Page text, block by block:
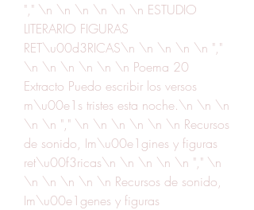
"," \n \n \n \n \n \n ESTUDIO
LITERARIO FIGURAS
RET\u00d3RICAS\n \n \n \n \n ","
\n \n \n \n \n \n Poema 20
Extracto Puedo escribir los versos
m\u00e1s tristes esta noche.\n \n \n
\n \n "," \n \n \n \n \n \n Recursos
de sonido, Im\u00e1gines y figuras
ret\u00f3ricas\n \n \n \n \n "," \n
\n \n \n \n \n Recursos de sonido,
Im\u00e1genes y figuras